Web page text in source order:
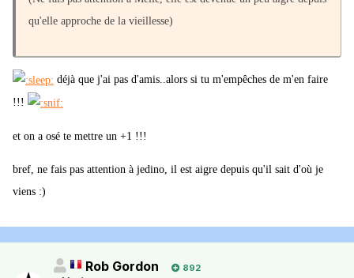
qu'elle approche de la vieillesse)
déjà que j'ai pas d'amis..alors si tu m'empêches de m'en faire
!!!
et on a osé te mettre un +1 !!!
bref, ne fais pas attention à jedino, il est aigre depuis qu'il sait d'où je
viens :)
Rob Gordon
892